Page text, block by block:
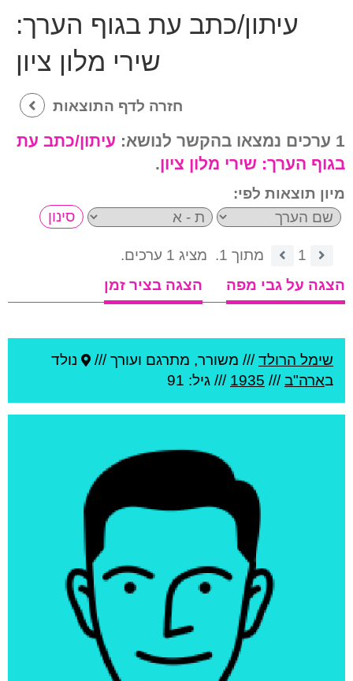
עיתון/כתב עת בגוף הערך:
שירי מלון ציון
חזרה לדף התוצאות
1 ערכים נמצאו בהקשר לנושא:
עיתון/כתב עת
בגוף הערך: שירי מלון ציון.
מיון תוצאות לפי:
1 מתוך 1.
מציג 1 ערכים.
הצגה על גבי מפה
הצגה בציר זמן
שימל הרולד/// משורר, מתרגם ועורך ///
נולד
בארה"ב///
1935 /// גיל: 91